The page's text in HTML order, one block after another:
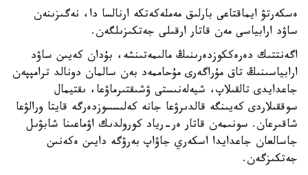
ەسكەرتۋ ايماقتاعى بارلىق مەملەكەتكە ارنالسا دا، نەگىزىنەن
ساۋد ارابياسى مەن قاتار ارقىلى جەتكىزىلگەن.
اگەنتتىك دەرەككوزدەرىنىڭ مالىمەتىنشە، بۇدان كەيىن ساۋد
ارابياسىنىڭ تاق مۇراگەرى مۇحاممەد بەن سالمان دونالد ترامپپەن
جاعدايدى تالقىلاپ، شيەلەنىستى ۋشىقتىرماۋعا، ىقتيمال
سوققىلاردى كەيىنگە قالدىرۋعا جانە كەلىسسوزدەرگە قايتا ورالۋعا
شاقىرعان. سونىمەن قاتار ەر-رياد كورولدىك اۋماعىنا شابۋىل
جاسالعان جاعدايدا اسكەري جاۋاپ بەرۋگە دايىن ەكەنىن
جەتكىزگەن.